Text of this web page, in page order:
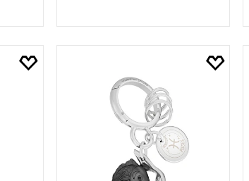
SEPETE EKLE